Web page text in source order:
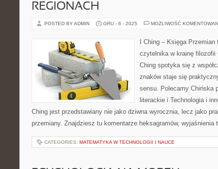
REGIONACH
POSTED BY ADMIN GRU - 6 - 2025 MOŻLIWOŚĆ
I Ching – Księga
czytelnika w krainę
Ching spotyka się z
znaków staje się
sensu. Polecamy Chińska
literackie i Technologia i
Ching jest przedstawiany nie jako dziwna wyrocznia, lecz jako
przemiany. Znajdziesz tu komentarze heksagramów,
CATEGORIES: MATEMATYKA W TECHNOLOGII I NAUCE